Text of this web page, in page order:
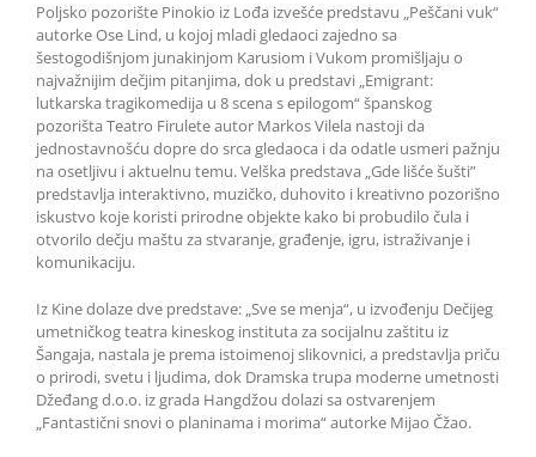
Poljsko pozorište Pinokio iz Lođa izvešće predstavu „Peščani vuk“
autorke Ose Lind, u kojoj mladi gledaoci zajedno sa
šestogodišnjom junakinjom Karusiom i Vukom promišljaju o
najvažnijim dečjim pitanjima, dok u predstavi „Emigrant:
lutkarska tragikomedija u 8 scena s epilogom“ španskog
pozorišta Teatro Firulete autor Markos Vilela nastoji da
jednostavnošću dopre do srca gledaoca i da odatle usmeri pažnju
na osetljivu i aktuelnu temu. Velška predstava „Gde lišće šušti”
predstavlja interaktivno, muzičko, duhovito i kreativno pozorišno
iskustvo koje koristi prirodne objekte kako bi probudilo čula i
otvorilo dečju maštu za stvaranje, građenje, igru, istraživanje i
komunikaciju.
Iz Kine dolaze dve predstave: „Sve se menja“, u izvođenju Dečijeg
umetničkog teatra kineskog instituta za socijalnu zaštitu iz
Šangaja, nastala je prema istoimenoj slikovnici, a predstavlja priču
o prirodi, svetu i ljudima, dok Dramska trupa moderne umetnosti
Džeđang d.o.o. iz grada Hangdžou dolazi sa ostvarenjem
„Fantastični snovi o planinama i morima“ autorke Mijao Čžao.